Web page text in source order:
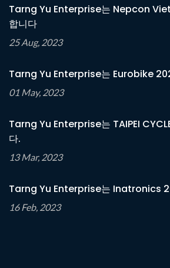
Tarng Yu Enterprise는 Nepcon
합니다
25 Aug, 2023
Tarng Yu Enterprise는 Eurobike
01 May, 2023
Tarng Yu Enterprise는 TAIPEI
다.
13 Mar, 2023
Tarng Yu Enterprise는 Inatronics
16 Feb, 2023